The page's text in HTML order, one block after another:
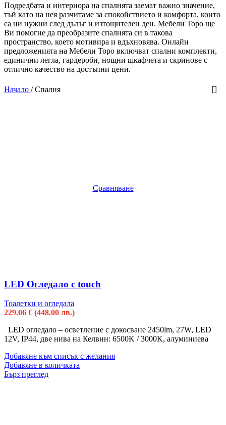
Подредбата и интериора на спалнята заемат важно значение,
тъй като на нея разчитаме за спокойствието и комфорта, които
са ни нужни след дълъг и изтощителен ден. Мебели Торо ще
Ви помогне да преобразите спалнята си в такова
пространство, което мотивира и вдъхновява. Онлайн
предложенията на Мебели Торо включват спални комплекти,
единични легла, гардероби, нощни шкафчета и скринове с
отлично качество на достъпни цени.
Начало / Спалня
Сравняване
LED Огледало с touch
Тоалетки и огледала
229.06 € (448.00 лв.)
LED огледало – осветление с докосване 2450lm, 27W, LED
12V, IP44, две нива на Келвин: 6500K / 3000K, алуминиева
Добавяне към списък с желания
Добавяне в количката
Бърз преглед